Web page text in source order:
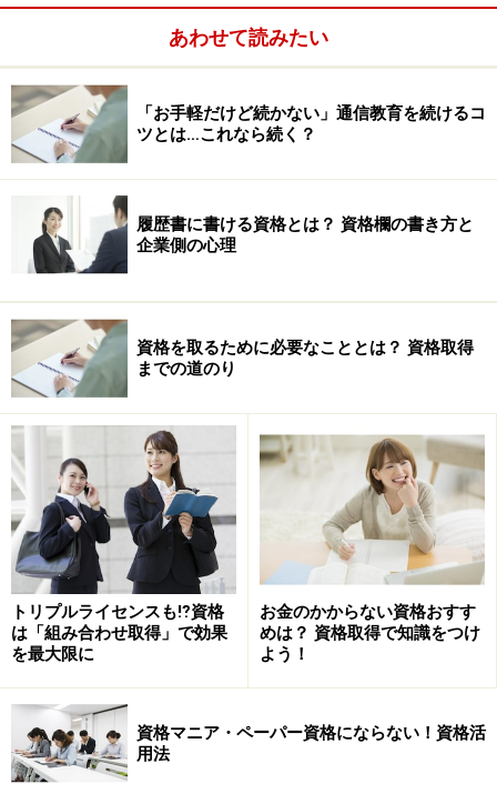
フードコーディネーター試験が開始、「資格」を意識し
仕事、仕事、勉強、睡眠の毎日
調理師免許取得、フリーランスとして活動開始！
今までの集大成としてチャレンジした「料理技術上級」
今は「夫の専属調理人」
やはり原点は「介護食」
「好き」な気持ちを保ち続けて
★番外編★フードコーディネーターの提案する「ひなま
つり料理」
※赤坂ビバレッジ・クッキングスクール
飲食店やペンション、喫茶店等を経営したい人のための
プロ養成場。講師は全て料理界の第一線で活躍するシェ
フたち。最近では、本格的に料理を学びたい30歳前後の
OLや主婦の入門が急激に増加。国際化も視野に入れた英
語でのレッスンもあり。
（スクール概要）
1.料理教室
2.飲食店営業（「よしむら」 ランチ、テイクアウト弁
当）
★次ページから、インタビュースタート！＞＞
あわせて読みたい
「お手軽だけど続かない」通信教育を続けるコ
ツとは…これなら続く？
履歴書に書ける資格とは？ 資格欄の書き方と
企業側の心理
資格を取るために必要なこととは？ 資格取得
までの道のり
トリプルライセンスも⁉資格
は「組み合わせ取得」で効果
を最大限に
お金のかからない資格おすす
めは？ 資格取得で知識をつけ
よう！
資格マニア・ペーパー資格にならない！資格活
用法